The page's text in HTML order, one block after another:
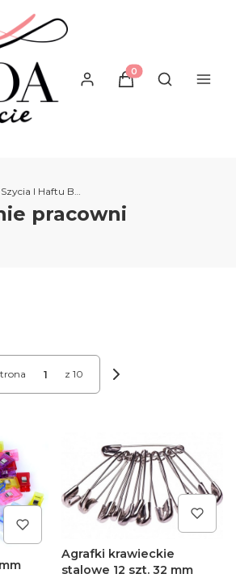
Produkty w
Otwórz
I Haftu Brother
pracowni
z 10 Następne produkty
Agrafki krawieckie
stalowe 12 szt. 32 mm